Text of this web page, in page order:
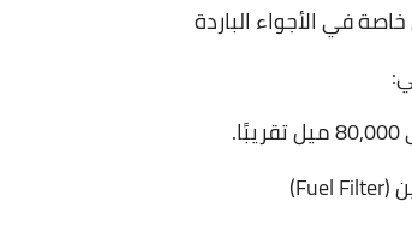
في الأجواء الباردة